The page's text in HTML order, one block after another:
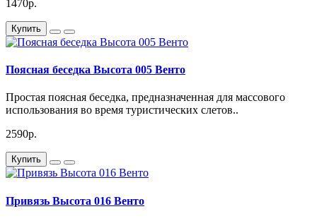
1470р.
Купить
Поясная беседка Высота 005 Венто
Простая поясная беседка, предназначенная для массового
использования во время туристических слетов..
2590р.
Купить
Привязь Высота 016 Венто